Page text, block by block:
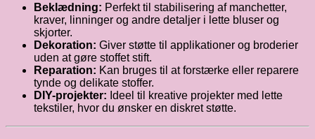
Beklædning: Perfekt til stabilisering af manchetter,
kraver, linninger og andre detaljer i lette bluser og
skjorter.
Dekoration: Giver støtte til applikationer og broderier
uden at gøre stoffet stift.
Reparation: Kan bruges til at forstærke eller reparere
tynde og delikate stoffer.
DIY-projekter: Ideel til kreative projekter med lette
tekstiler, hvor du ønsker en diskret støtte.